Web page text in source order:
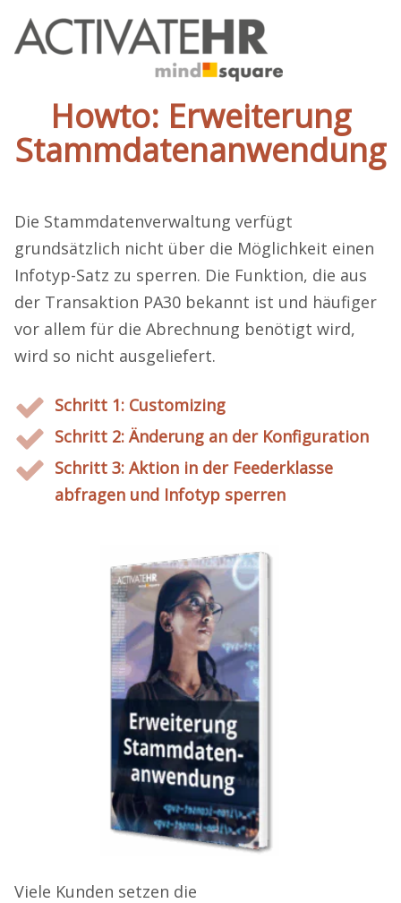
Howto: Erweiterung
Stammdatenanwendung
Die Stammdatenverwaltung verfügt
grundsätzlich nicht über die Möglichkeit einen
Infotyp-Satz zu sperren. Die Funktion, die aus
der Transaktion PA30 bekannt ist und häufiger
vor allem für die Abrechnung benötigt wird,
wird so nicht ausgeliefert.
Schritt 1: Customizing
Schritt 2: Änderung an der Konfiguration
Schritt 3: Aktion in der Feederklasse
abfragen und Infotyp sperren
Viele Kunden setzen die